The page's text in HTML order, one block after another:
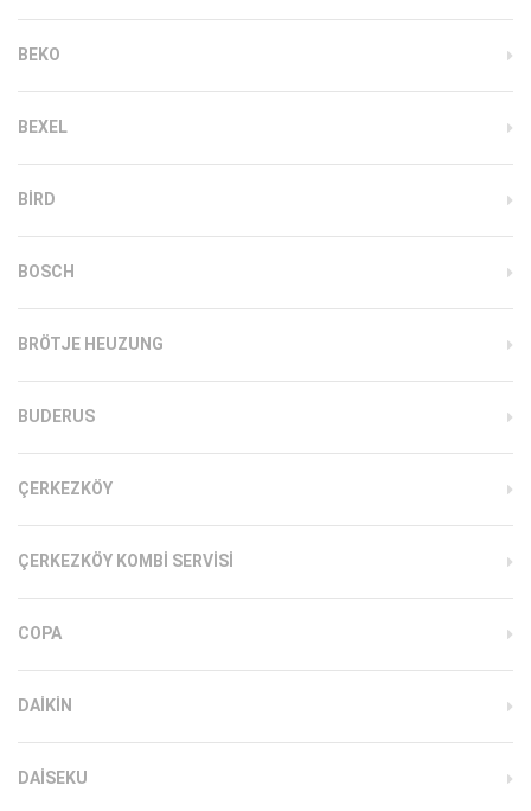
BEKO
BEXEL
BIRD
BOSCH
BRÖTJE HEUZUNG
BUDERUS
ÇERKEZKÖY
ÇERKEZKÖY KOMBI SERVISI
COPA
DAIKIN
DAISEKU